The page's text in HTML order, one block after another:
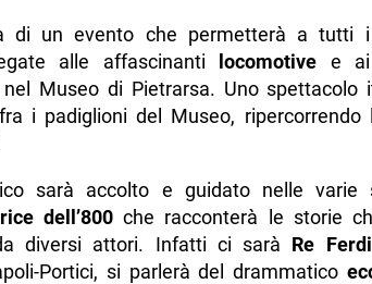
di un evento che permetterà a tutti
alle affascinanti locomotive e
Museo di Pietrarsa. Uno spettacolo
i padiglioni del Museo,
sarà accolto e guidato nelle
dell’800che racconterà le storie
diversi attori. Infatti ci sarà Re
Portici, si parlerà del drammatico